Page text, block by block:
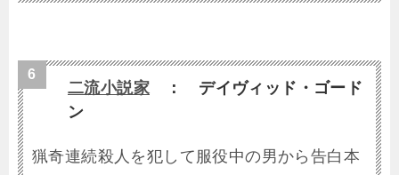
二流小説家 ： デイヴィッド・ゴード
ン
猟奇連続殺人を犯して服役中の男から告白本